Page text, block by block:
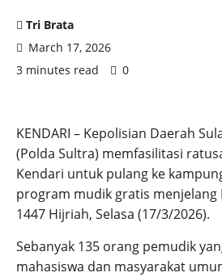
Tri Brata
March 17, 2026
3 minutes read
0
KENDARI – Kepolisian Daerah
(Polda Sultra) memfasilitasi
Kendari untuk pulang ke
program mudik gratis menjelang
1447 Hijriah, Selasa (17/3/2026).
Sebanyak 135 orang pemudik
mahasiswa dan masyarakat